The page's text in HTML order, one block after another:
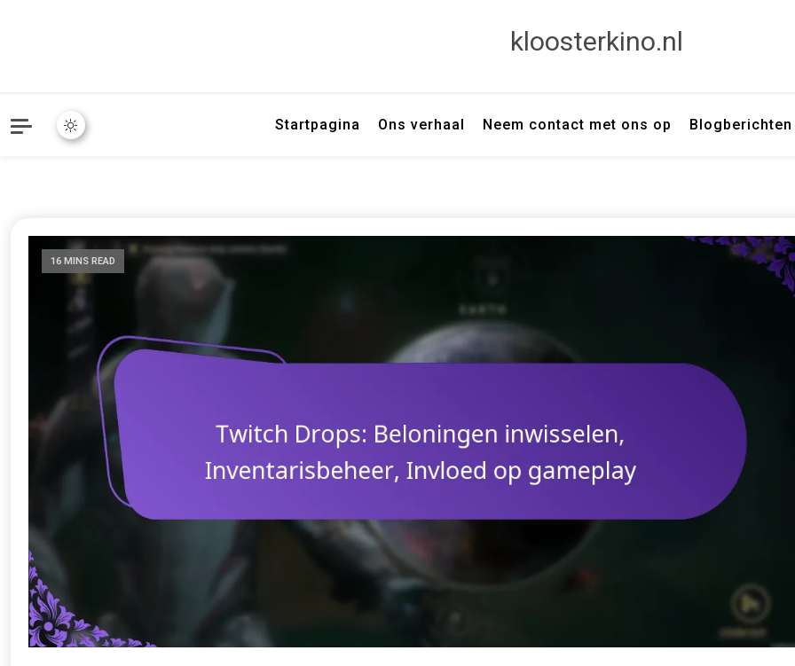
kloosterkino.nl
Startpagina Ons verhaal Neem contact met ons op Blogberichten
16 MINS READ